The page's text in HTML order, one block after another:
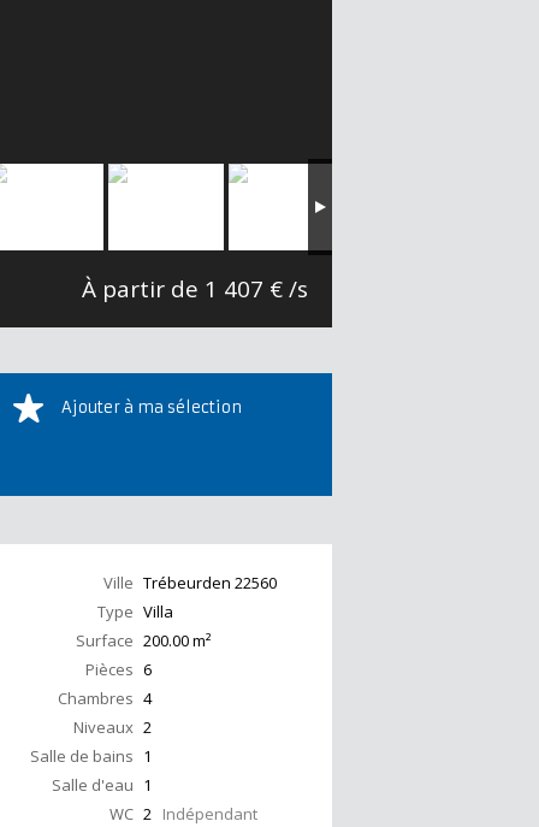
À partir de 1 407 € /s
Ajouter à ma sélection
Ville Trébeurden 22560
Type Villa
Surface 200.00m²
Pièces 6
Chambres 4
Niveaux 2
Salle de bains 1
Salle d'eau 1
WC 2 Indépendant